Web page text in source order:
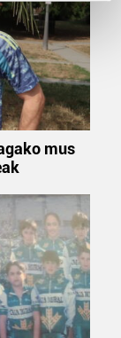
is processed
.
beste,
eta eduki
eta
zertarako
eta beren
Ikusi gure
egin
mus